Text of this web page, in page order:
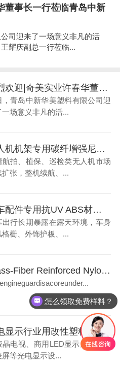
董事长一行莅临青岛中新
司迎来了一场意义非凡的活
耀庆副总一行莅临...
热烈欢迎|奇美实业许春华董事长一行莅临青岛中新华美视察指导
，青岛中新华美塑料有限公司迎
一场意义非凡的活...
无人机机架专用碳纤增强尼龙，低空经济轻量化材料
航拍、植保、巡检类无人机市场
扩张，整机续航、...
房车配件专用抗UV ABS材料，解决户外老化褪色难题
出行长期暴露在露天环境，车身
格栅、外饰护板、...
Glass-Fiber Reinforced Nylon: Ideal Material for Automotive Engine Underbody Guards
光电显示行业用改性塑料：光扩散PS材料应用解析
晶电视、商用LED显示屏、车载
屏等光电显示设...
怎么领取免费样料？